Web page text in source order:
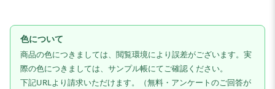
色について
商品の色につきましては、閲覧環境により誤差がございます。実
際の色につきましては、サンプル帳にてご確認ください。
下記URLより請求いただけます。（無料・アンケートのご回答が